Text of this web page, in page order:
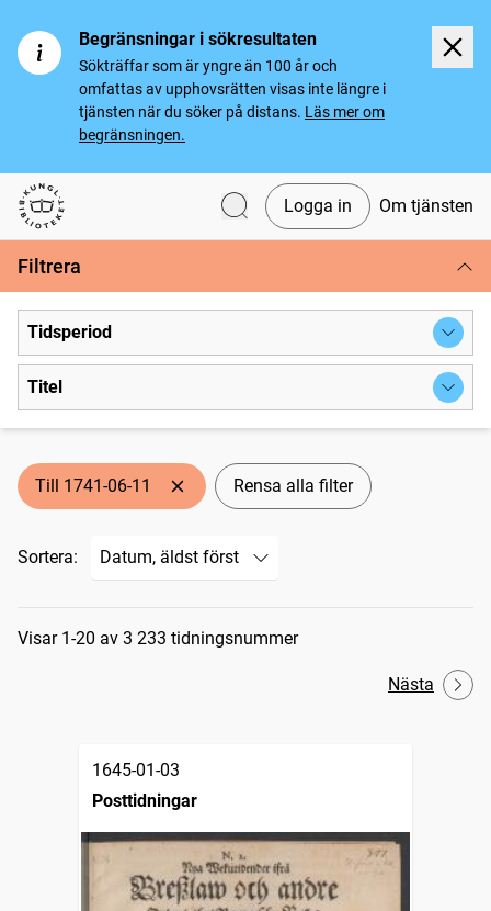
Begränsningar i sökresultaten
Sökträffar som är yngre än 100 år och
omfattas av upphovsrätten visas inte längre i
tjänsten när du söker på distans. Läs mer om
begränsningen.
Svenska tidningar
Logga in Om tjänsten
Filtrera
Tidsperiod
Titel
Till 1741-06-11 Rensa alla filter
Sortera:
Sökresultat
Visar 1-20 av 3 233 tidningsnummer
Nästa
1645-01-03
Posttidningar